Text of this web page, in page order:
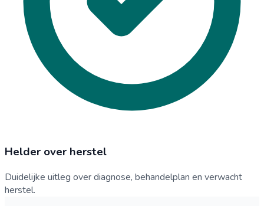
Helder over herstel
Duidelijke uitleg over diagnose, behandelplan en verwacht
herstel.